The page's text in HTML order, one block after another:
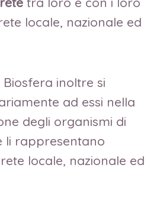
locale, nazionale ed
inoltre si
ad essi nella
degli organismi di
li rappresentano
locale, nazionale ed